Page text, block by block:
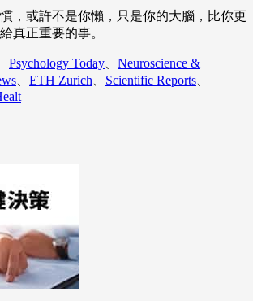
，或許不是你懶，只是你的大腦，比你更
真正重要的事。
Psychology Today
Neuroscience &
ETH Zurich Scientific Reports